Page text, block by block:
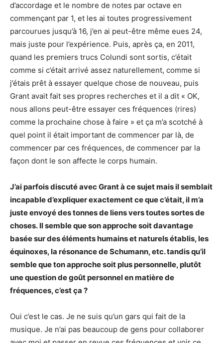
d’accordage et le nombre de notes par octave en
commençant par 1, et les ai toutes progressivement
parcourues jusqu’à 16, j’en ai peut-être même eues 24,
mais juste pour l’expérience. Puis, après ça, en 2011,
quand les premiers trucs Colundi sont sortis, c’était
comme si c’était arrivé assez naturellement, comme si
j’étais prêt à essayer quelque chose de nouveau, puis
Grant avait fait ses propres recherches et il a dit « OK,
nous allons peut-être essayer ces fréquences (rires)
comme la prochaine chose à faire » et ça m’a scotché à
quel point il était important de commencer par là, de
commencer par ces fréquences, de commencer par la
façon dont le son affecte le corps humain.
J’ai parfois discuté avec Grant à ce sujet mais il semblait
incapable d’expliquer exactement ce que c’était, il m’a
juste envoyé des tonnes de liens vers toutes sortes de
choses. Il semble que son approche soit davantage
basée sur des éléments humains et naturels établis, les
équinoxes, la résonance de Schumann, etc. tandis qu’il
semble que ton approche soit plus personnelle, plutôt
une question de goût personnel en matière de
fréquences, c’est ça ?
Oui c’est le cas. Je ne suis qu’un gars qui fait de la
musique. Je n’ai pas beaucoup de gens pour collaborer